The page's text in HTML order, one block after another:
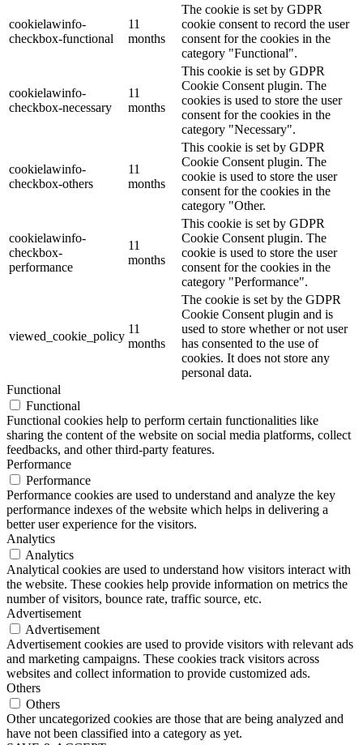
cookielawinfo-
checkbox-functional
11
months
The cookie is set by GDPR
cookie consent to record the user
consent for the cookies in the
category "Functional".
cookielawinfo-
checkbox-necessary
11
months
This cookie is set by GDPR
Cookie Consent plugin. The
cookies is used to store the user
consent for the cookies in the
category "Necessary".
cookielawinfo-
checkbox-others
11
months
This cookie is set by GDPR
Cookie Consent plugin. The
cookie is used to store the user
consent for the cookies in the
category "Other.
cookielawinfo-
checkbox-
performance
11
months
This cookie is set by GDPR
Cookie Consent plugin. The
cookie is used to store the user
consent for the cookies in the
category "Performance".
viewed_cookie_policy
11
months
The cookie is set by the GDPR
Cookie Consent plugin and is
used to store whether or not user
has consented to the use of
cookies. It does not store any
personal data.
Functional
Functional
Functional cookies help to perform certain functionalities like
sharing the content of the website on social media platforms, collect
feedbacks, and other third-party features.
Performance
Performance
Performance cookies are used to understand and analyze the key
performance indexes of the website which helps in delivering a
better user experience for the visitors.
Analytics
Analytics
Analytical cookies are used to understand how visitors interact with
the website. These cookies help provide information on metrics the
number of visitors, bounce rate, traffic source, etc.
Advertisement
Advertisement
Advertisement cookies are used to provide visitors with relevant ads
and marketing campaigns. These cookies track visitors across
websites and collect information to provide customized ads.
Others
Others
Other uncategorized cookies are those that are being analyzed and
have not been classified into a category as yet.